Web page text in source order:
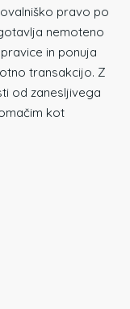
pravo po
nemoteno
in ponuja
transakcijo. Z
od zanesljivega
kot